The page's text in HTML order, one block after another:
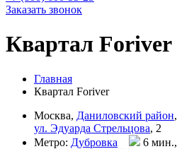
Заказать звонок
Квартал Foriver
Главная
Квартал Foriver
Москва, Даниловский район,
ул. Эдуарда Стрельцова, 2
Метро: Дубровка
6 мин.,